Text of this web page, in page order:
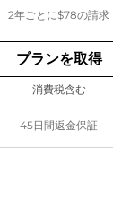
2年ごとに$78の請求
プランを取得
45日間返金保証
消費税含む